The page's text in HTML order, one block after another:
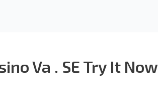
Va . SE Try It Now